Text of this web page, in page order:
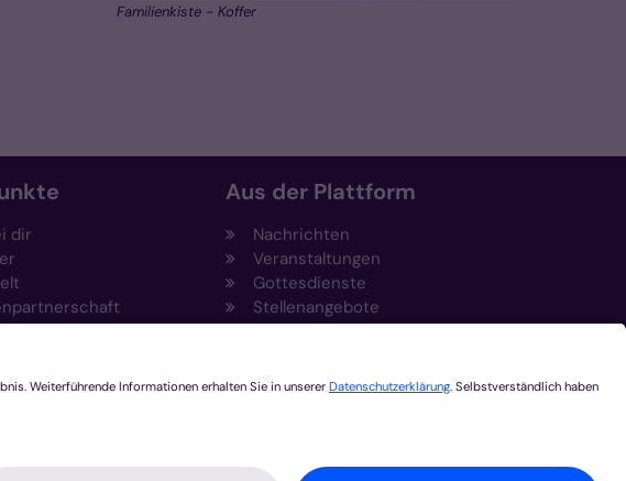
Familienkiste - Koffer
dir
Aus der Plattform
Nachrichten
Veranstaltungen
Gottesdienste
Stellenangebote
Kirchenzeitung
Rechtsdatenbank